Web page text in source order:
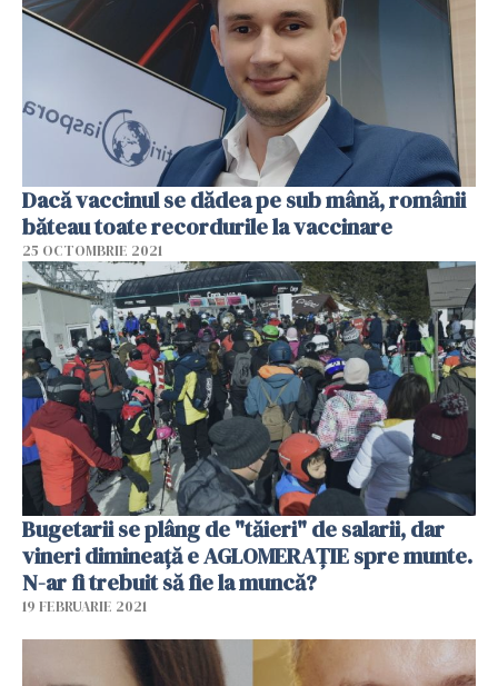
Dacă vaccinul se dădea pe sub mână, românii
băteau toate recordurile la vaccinare
25 OCTOMBRIE 2021
Bugetarii se plâng de "tăieri" de salarii, dar
vineri dimineață e AGLOMERAȚIE spre munte.
N-ar fi trebuit să fie la muncă?
19 FEBRUARIE 2021